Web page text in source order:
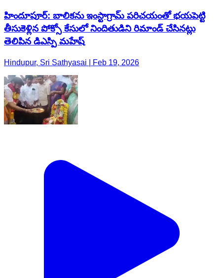
హిందూపూర్‌: బాలికను ఇంస్టాగ్రామ్ పరిచయంతో భయపెట్టి
తీసుకెళ్లిన పోక్సో కేసులో నిందితుడిని రిమాండ్ చేసినట్లు
తెలిపిన డిఎస్పి మహేష్
Hindupur, Sri Sathyasai | Feb 19, 2026